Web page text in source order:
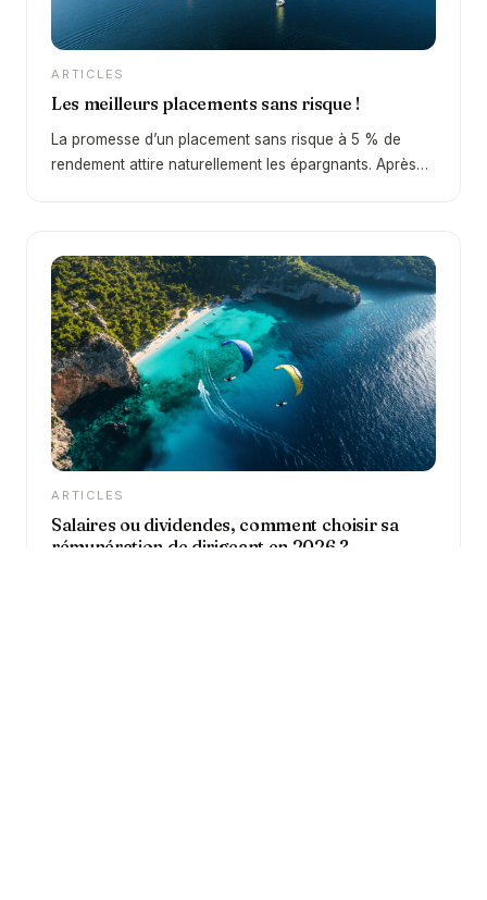
ARTICLES
Les meilleurs placements sans risque !
La promesse d’un placement sans risque à 5 % de
rendement attire naturellement les épargnants. Après
permettent à nouveau d’obtenir des rendements
intéressants… mais la réalité est plus nuancée qu’il n’y
paraît. Derrière cette promesse se cache une question
essentielle : peut-on réellement obtenir 5 % sans
aucun risque ?
ARTICLES
Salaires ou dividendes, comment choisir sa
rémunération de dirigeant en 2026 ?